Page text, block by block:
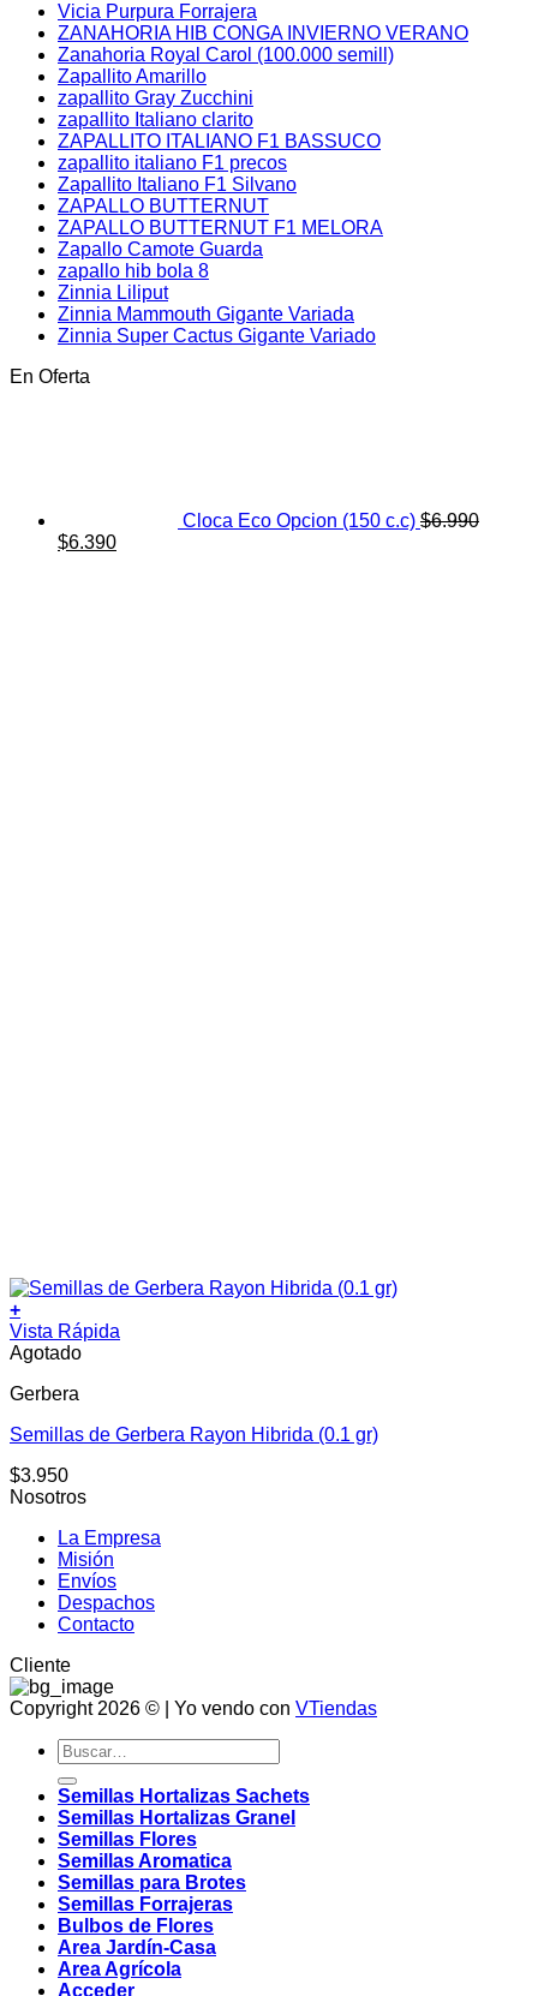
Vicia Purpura Forrajera
ZANAHORIA HIB CONGA INVIERNO VERANO
Zanahoria Royal Carol (100.000 semill)
Zapallito Amarillo
zapallito Gray Zucchini
zapallito Italiano clarito
ZAPALLITO ITALIANO F1 BASSUCO
zapallito italiano F1 precos
Zapallito Italiano F1 Silvano
ZAPALLO BUTTERNUT
ZAPALLO BUTTERNUT F1 MELORA
Zapallo Camote Guarda
zapallo hib bola 8
Zinnia Liliput
Zinnia Mammouth Gigante Variada
Zinnia Super Cactus Gigante Variado
En Oferta
Cloca Eco Opcion (150 c.c) $6.990
El
$6.390El
+
Vista Rápida
Agotado
Gerbera
Semillas de Gerbera Rayon Hibrida (0.1 gr)
$3.950
Nosotros
La Empresa
Misión
Envíos
Despachos
Contacto
Cliente
Copyright 2026 © | Yo vendo con VTiendas
Buscar
por:
Semillas Hortalizas Sachets
Semillas Hortalizas Granel
Semillas Flores
Semillas Aromatica
Semillas para Brotes
Semillas Forrajeras
Bulbos de Flores
Area Jardín-Casa
Area Agrícola
Acceder